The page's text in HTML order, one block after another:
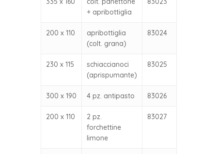
+ apribottiglia
200 x 110
apribottiglia
(colt. grana)
83024
230 x 115
schiaccianoci
(aprispumante)
83025
300 x 190 4 pz. antipasto 83026
200 x 110
2 pz.
forchettine
limone
83027